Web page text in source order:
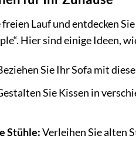
freien Lauf und entdecken
Hier sind einige Ideen,
Sie Ihr Sofa mit
Sie Kissen in
Stühle:Verleihen Sie alten